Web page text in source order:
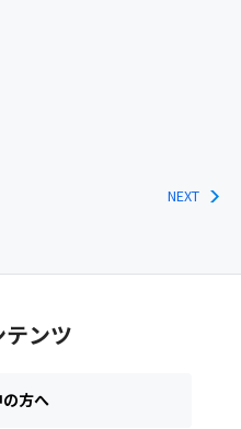
NEXT
ンツ
方へ